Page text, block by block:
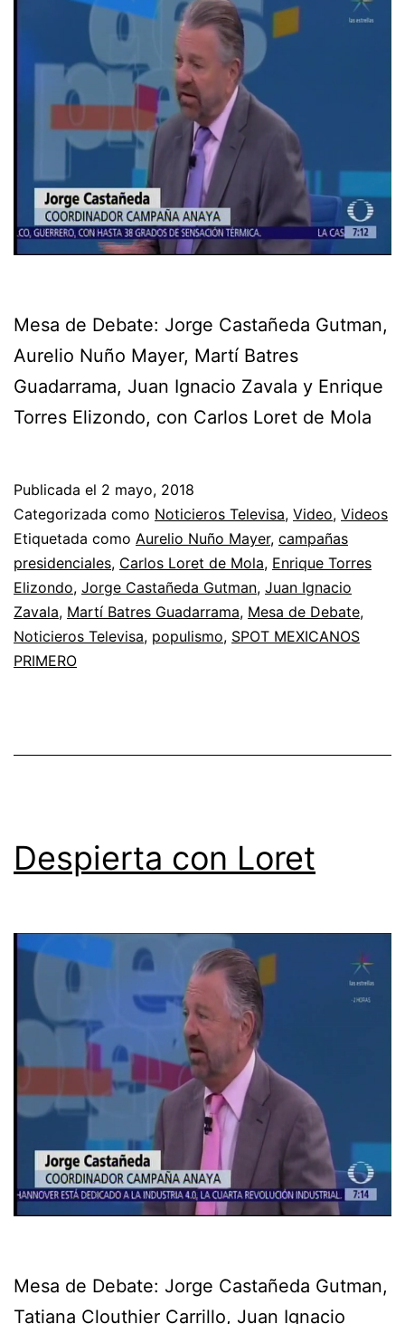
Mesa de Debate: Jorge Castañeda Gutman,
Aurelio Nuño Mayer, Martí Batres
Guadarrama, Juan Ignacio Zavala y Enrique
Torres Elizondo, con Carlos Loret de Mola
Publicada el 2 mayo, 2018
Categorizada como Noticieros Televisa, Video, Videos
Etiquetada como Aurelio Nuño Mayer, campañas
presidenciales, Carlos Loret de Mola, Enrique Torres
Elizondo, Jorge Castañeda Gutman, Juan Ignacio
Zavala, Martí Batres Guadarrama, Mesa de Debate,
Noticieros Televisa, populismo, SPOT MEXICANOS
PRIMERO
Despierta con Loret
Mesa de Debate: Jorge Castañeda Gutman,
Tatiana Clouthier Carrillo, Juan Ignacio